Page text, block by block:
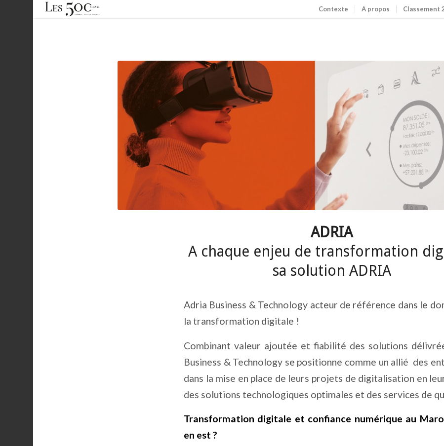
Contexte A propos Classement
ADRIA
A chaque enjeu de transformation
sa solution ADRIA
Adria Business & Technology acteur de référence dans le
la transformation digitale !
Combinant valeur ajoutée et fiabilité des solutions
Business & Technology se positionne comme un allié des
dans la mise en place de leurs projets de digitalisation en
des solutions technologiques optimales et des services de
Transformation digitale et confiance numérique au
en est ?